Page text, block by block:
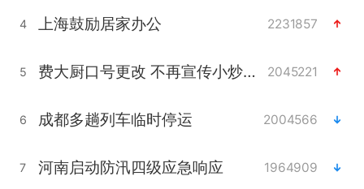
4 上海鼓励居家办公 2231857
5 费大厨口号更改 不再宣传小炒肉大王 2045221
6 成都多趟列车临时停运 2004566
7 河南启动防汛四级应急响应 1964909